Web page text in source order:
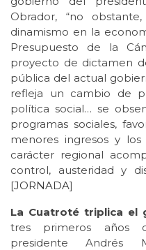
Obrador, “no
dinamismo en la
Presupuesto de la
proyecto de dictamen
pública del actual
refleja un cambio de
política social… se
programas sociales,
menores ingresos y
carácter regional
control, austeridad y
[JORNADA]
La Cuatroté triplica el
tres primeros años
presidente Andrés